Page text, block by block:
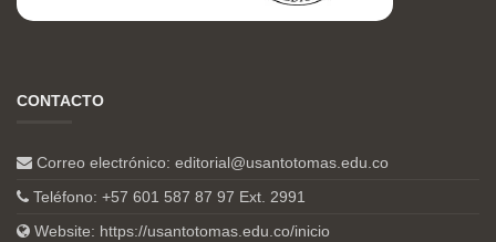
CONTACTO
Correo electrónico: editorial@usantotomas.edu.co
Teléfono: +57 601 587 87 97 Ext. 2991
Website: https://usantotomas.edu.co/inicio